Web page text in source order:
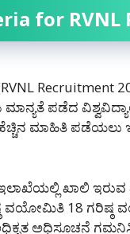
for RVNL
Recruitment
ಮಾನ್ಯತೆ ಪಡೆದ
ಹೆಚ್ಚಿನ ಮಾಹಿತಿ
ಖಾಲಿ ಇರುವ
ವಯೋಮಿತಿ 18 ಗರಿಷ್ಠ
ಅಧಿಸೂಚನೆ